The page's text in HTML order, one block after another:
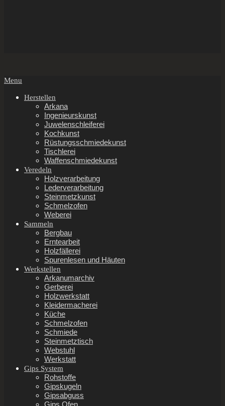
Secondary
Menu
Menu
Herstellen
Arkana
Ingenieurskunst
Juwelenschleiferei
Kochkunst
Rüstungsschmiedekunst
Tischlerei
Waffenschmiedekunst
Veredeln
Holzverarbeitung
Lederverarbeitung
Steinmetzkunst
Schmelzofen
Weberei
Sammeln
Bergbau
Erntearbeit
Holzfällerei
Spurenlesen und Häuten
Werkstellen
Arkanumarchiv
Gerberei
Holzwerkstatt
Kleidermacherei
Küche
Schmelzofen
Schmiede
Steinmetztisch
Webstuhl
Werkstatt
Gips System
Rohstoffe
Gipskugeln
Gipsabguss
Gips Ofen